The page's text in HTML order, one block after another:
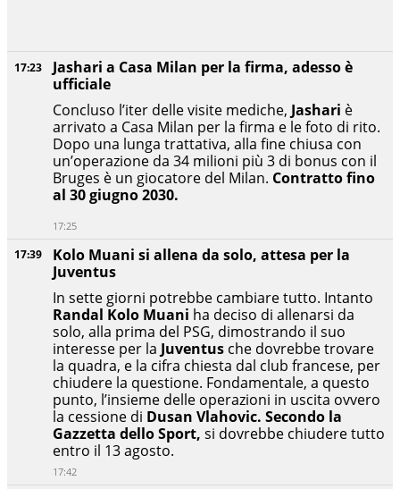
17:39
Kolo Muani si allena da solo, attesa per la
Juventus
In sette giorni potrebbe cambiare tutto. Intanto
Randal Kolo Muani ha deciso di allenarsi da
solo, alla prima del PSG, dimostrando il suo
interesse per la Juventus che dovrebbe trovare
la quadra, e la cifra chiesta dal club francese, per
chiudere la questione. Fondamentale, a questo
punto, l’insieme delle operazioni in uscita ovvero
la cessione di Dusan Vlahovic. Secondo la
Gazzetta dello Sport, si dovrebbe chiudere tutto
entro il 13 agosto.
17:42
17:23
Jashari a Casa Milan per la firma, adesso è
ufficiale
Concluso l’iter delle visite mediche, Jashari è
arrivato a Casa Milan per la firma e le foto di rito.
Dopo una lunga trattativa, alla fine chiusa con
un’operazione da 34 milioni più 3 di bonus con il
Bruges è un giocatore del Milan. Contratto fino
al 30 giugno 2030.
17:25